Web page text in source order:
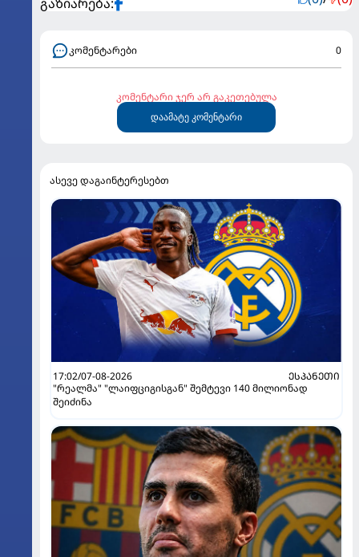
კომენტარები 0
კომენტარი ჯერ არ გაკეთებულა
დაამატე კომენტარი
ასევე დაგაინტერესებთ
17:02/07-08-2026
ᲔᲡᲞᲐᲜᲔᲗᲘ
"რეალმა" "ლაიფციგისგან" შემტევი 140 მილიონად
შეიძინა